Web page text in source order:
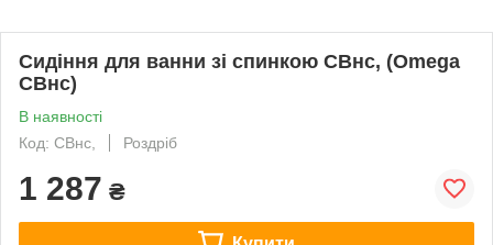
Сидіння для ванни зі спинкою СВнс, (Omega
СВнс)
В наявності
Код: СВнс,
Роздріб
1 287 ₴